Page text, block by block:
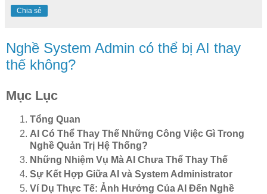
Chia sẻ
Nghề System Admin có thể bị AI thay
thế không?
Mục Lục
Tổng Quan
AI Có Thể Thay Thế Những Công Việc Gì Trong
Nghề Quản Trị Hệ Thống?
Những Nhiệm Vụ Mà AI Chưa Thể Thay Thế
Sự Kết Hợp Giữa AI và System Administrator
Ví Dụ Thực Tế: Ảnh Hưởng Của AI Đến Nghề